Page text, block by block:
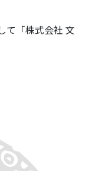
て「株式会社 文